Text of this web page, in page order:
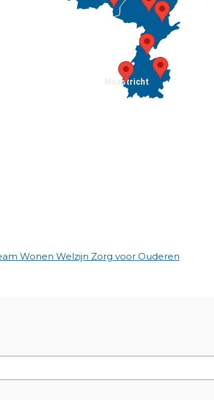
Wonen Welzijn Zorg voor Ouderen